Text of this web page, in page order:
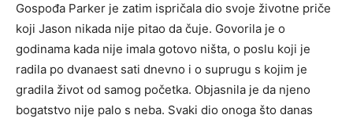
Gospođa Parker je zatim ispričala dio svoje životne priče
koji Jason nikada nije pitao da čuje. Govorila je o
godinama kada nije imala gotovo ništa, o poslu koji je
radila po dvanaest sati dnevno i o suprugu s kojim je
gradila život od samog početka. Objasnila je da njeno
bogatstvo nije palo s neba. Svaki dio onoga što danas